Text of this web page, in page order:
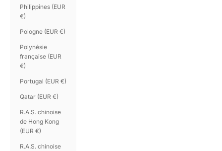
Philippines (EUR
€)
Pologne (EUR €)
Polynésie
française (EUR
€)
Portugal (EUR €)
Qatar (EUR €)
R.A.S. chinoise
de Hong Kong
(EUR €)
R.A.S. chinoise